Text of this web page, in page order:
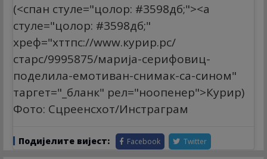
(<спан стyле="цолор: #3598дб;"><а
стyле="цолор: #3598дб;"
хреф="хттпс://www.курир.рс/
старс/9995875/марија-серифовиц-
поделила-емотиван-снимак-са-сином"
таргет="_бланк" рел="ноопенер">Курир)
Фото: Сцреенсхот/Инстраграм
Подијелите вијест: Facebook Twitter